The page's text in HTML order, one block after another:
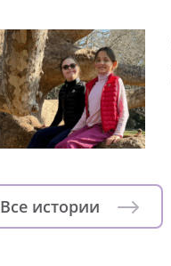
Все истории